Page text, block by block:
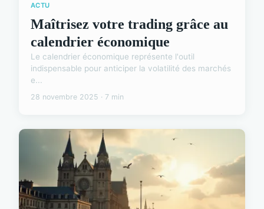
ACTU
Maîtrisez votre trading grâce au
calendrier économique
Le calendrier économique représente l'outil
indispensable pour anticiper la volatilité des marchés
e...
28 novembre 2025 · 7 min